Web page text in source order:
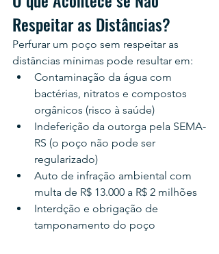
Respeitar as Distâncias?
Perfurar um poço sem respeitar as
distâncias mínimas pode resultar em:
Contaminação da água com
bactérias, nitratos e compostos
orgânicos (risco à saúde)
Indeferição da outorga pela SEMA-
RS (o poço não pode ser
regularizado)
Auto de infração ambiental com
multa de R$ 13.000 a R$ 2 milhões
Interdção e obrigação de
tamponamento do poço